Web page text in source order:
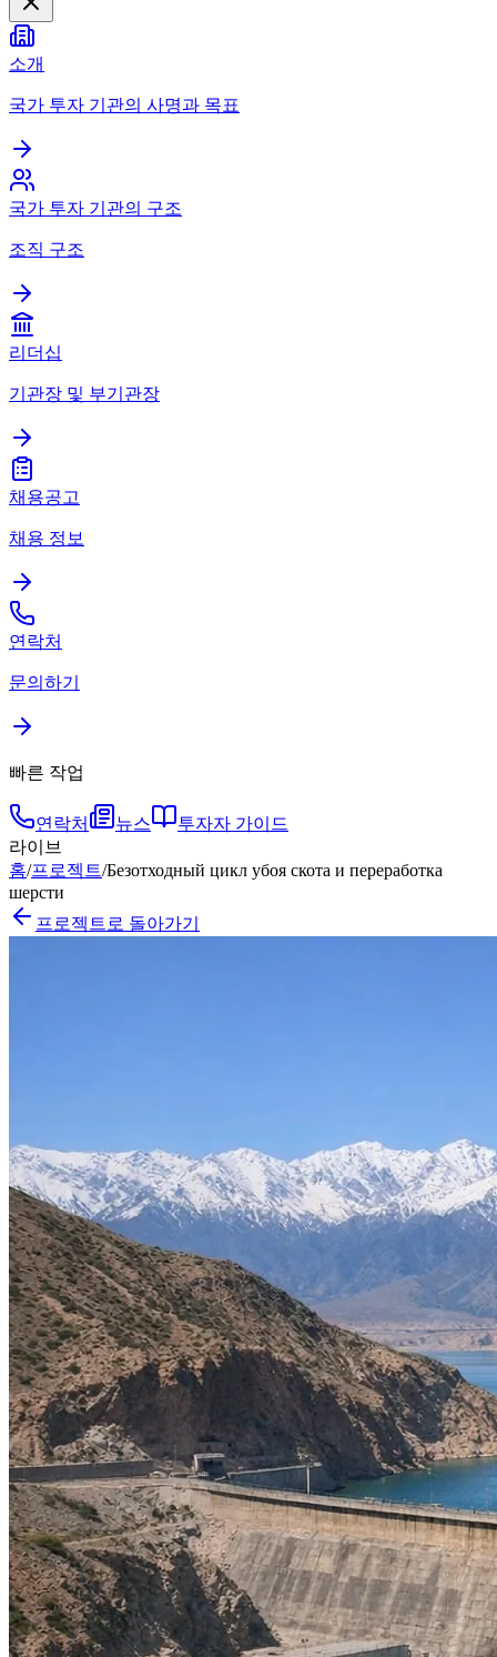
소개
국가 투자 기관의 사명과 목표
국가 투자 기관의 구조
조직 구조
리더십
기관장 및 부기관장
채용공고
채용 정보
연락처
문의하기
빠른 작업
연락처 뉴스
투자자 가이드
라이브
홈/프로젝트/Безотходный цикл убоя скота и переработка
шерсти
프로젝트로 돌아가기